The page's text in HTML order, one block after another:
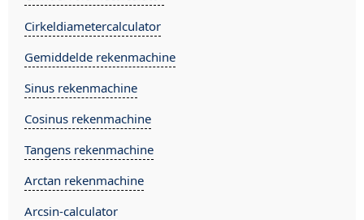
Cirkeldiametercalculator
Gemiddelde rekenmachine
Sinus rekenmachine
Cosinus rekenmachine
Tangens rekenmachine
Arctan rekenmachine
Arcsin-calculator